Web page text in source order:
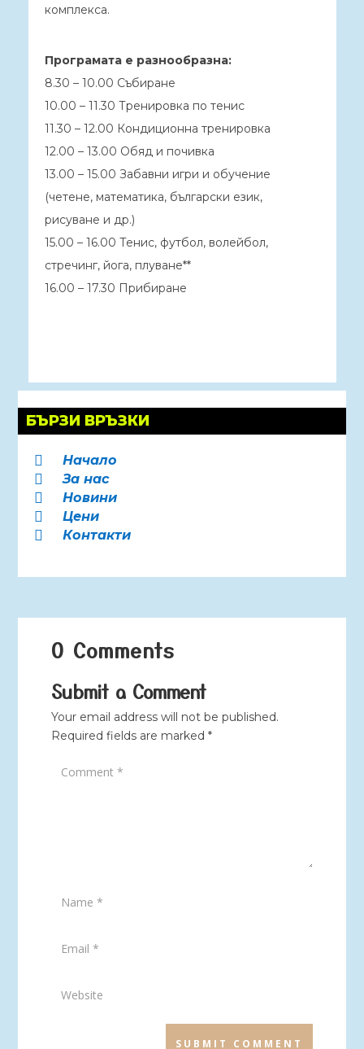
комплекса.
Програмата е разнообразна:
8.30 – 10.00 Събиране
10.00 – 11.30 Тренировка по тенис
11.30 – 12.00 Кондиционна тренировка
12.00 – 13.00 Обяд и почивка
13.00 – 15.00 Забавни игри и обучение
(четене, математика, български език,
рисуване и др.)
15.00 – 16.00 Тенис, футбол, волейбол,
стречинг, йога, плуване**
16.00 – 17.30 Прибиране
БЪРЗИ ВРЪЗКИ
 Начало
 За нас
 Новини
 Цени
 Контакти
0 Comments
Submit a Comment
Your email address will not be published.
Required fields are marked *
SUBMIT COMMENT